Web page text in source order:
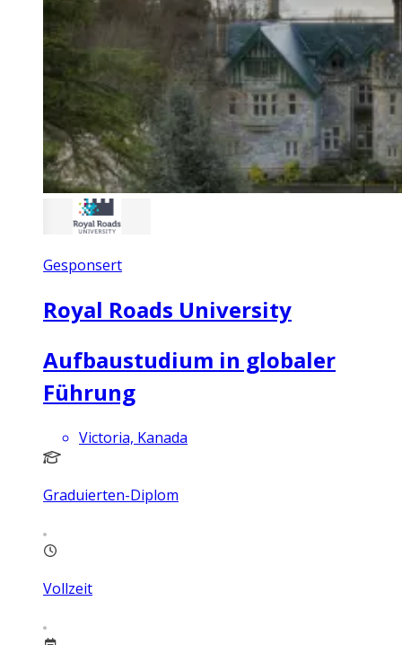
Gesponsert
Royal Roads University
Aufbaustudium in globaler
Führung
Victoria, Kanada
Graduierten-Diplom
Vollzeit